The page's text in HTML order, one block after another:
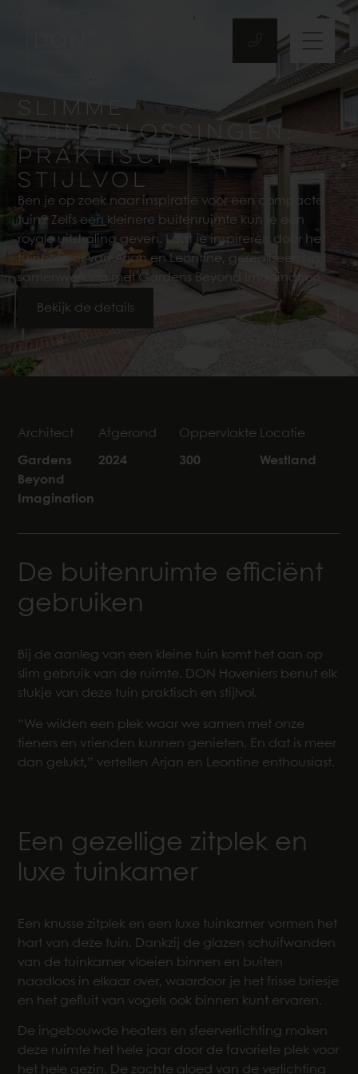
SLIMME
TUINOPLOSSINGEN:
PRAKTISCH EN
STIJLVOL
Ben je op zoek naar inspiratie voor een compacte
tuin? Zelfs een kleinere buitenruimte kun je een
royale uitstraling geven. Laat je inspireren door het
tuinproject van Arjan en Leontine, gerealiseerd in
samenwerking met Gardens Beyond Imagination.
Bekijk de details
Architect
Gardens
Beyond
Imagination
Afgerond
2024
Oppervlakte
300
Locatie
Westland
De buitenruimte efficiënt
gebruiken
Bij de aanleg van een kleine tuin komt het aan op
slim gebruik van de ruimte. DON Hoveniers benut elk
stukje van deze tuin praktisch en stijlvol.
“We wilden een plek waar we samen met onze
tieners en vrienden kunnen genieten. En dat is meer
dan gelukt,” vertellen Arjan en Leontine enthousiast.
Een gezellige zitplek en
luxe tuinkamer
Een knusse zitplek en een luxe tuinkamer vormen het
hart van deze tuin. Dankzij de glazen schuifwanden
van de tuinkamer vloeien binnen en buiten
naadloos in elkaar over, waardoor je het frisse briesje
en het gefluit van vogels ook binnen kunt ervaren.
De ingebouwde heaters en sfeerverlichting maken
deze ruimte het hele jaar door de favoriete plek voor
het hele gezin. De zachte gloed van de verlichting